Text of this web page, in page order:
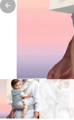
Previous slide